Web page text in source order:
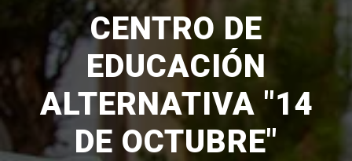
CENTRO DE
EDUCACIÓN
ALTERNATIVA "14
DE OCTUBRE"